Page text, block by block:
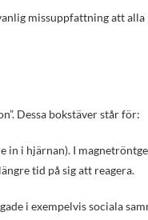
missuppfattning att alla
Dessa bokstäver står för:
in i hjärnan). I
tid på sig att reagera.
i exempelvis sociala